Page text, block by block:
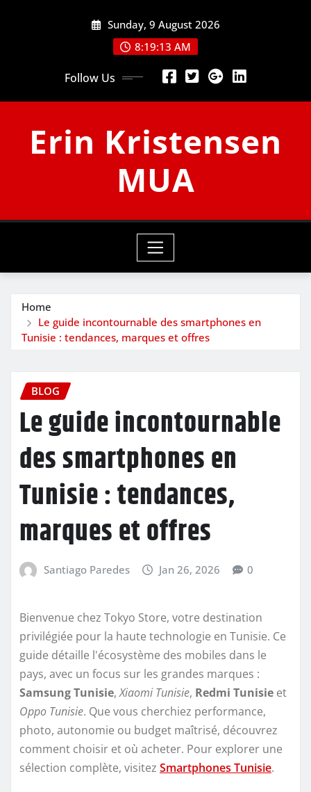
Sunday, 9 August 2026
8:19:14 AM
Follow Us
Erin Kristensen
MUA
Home
Le guide incontournable des smartphones en
Tunisie : tendances, marques et offres
BLOG
Le guide incontournable
des smartphones en
Tunisie : tendances,
marques et offres
Santiago Paredes Jan 26, 2026 0
Bienvenue chez Tokyo Store, votre destination
privilégiée pour la haute technologie en Tunisie. Ce
guide détaille l'écosystème des mobiles dans le
pays, avec un focus sur les grandes marques :
Samsung Tunisie,Xiaomi Tunisie, Redmi Tunisie et
Oppo Tunisie. Que vous cherchiez performance,
photo, autonomie ou budget maîtrisé, découvrez
comment choisir et où acheter. Pour explorer une
sélection complète, visitez Smartphones Tunisie.